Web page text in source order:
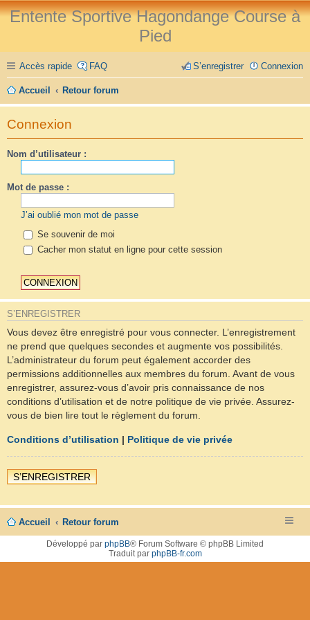
Entente Sportive Hagondange Course à
Pied
Accès rapide FAQ Connexion
S’enregistrer
Accueil Retour forum
Connexion
Nom d’utilisateur :
Mot de passe :
J’ai oublié mon mot de passe
Se souvenir de moi
Cacher mon statut en ligne pour cette session
S’ENREGISTRER
Vous devez être enregistré pour vous connecter. L’enregistrement
ne prend que quelques secondes et augmente vos possibilités.
L’administrateur du forum peut également accorder des
permissions additionnelles aux membres du forum. Avant de vous
enregistrer, assurez-vous d’avoir pris connaissance de nos
conditions d’utilisation et de notre politique de vie privée. Assurez-
vous de bien lire tout le règlement du forum.
Conditions d’utilisation | Politique de vie privée
S’ENREGISTRER
Accueil Retour forum
Développé par phpBB® Forum Software © phpBB Limited
Traduit par phpBB-fr.com